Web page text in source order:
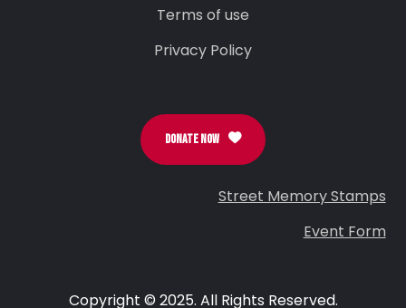
Terms of use
Privacy Policy
DONATE NOW
Street Memory Stamps
Event Form
Copyright © 2025. All Rights Reserved.